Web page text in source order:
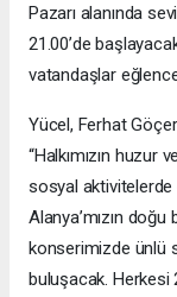
Pazarı alanında
21.00’de
vatandaşlar
Yücel, Ferhat
“Halkımızın huzur
sosyal
Alanya’mızın
konserimizde ünlü
buluşacak. Herkesi